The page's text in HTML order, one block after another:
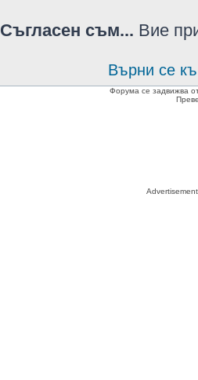
Съгласен съм... Вие
Върни се
Форума се задвижва